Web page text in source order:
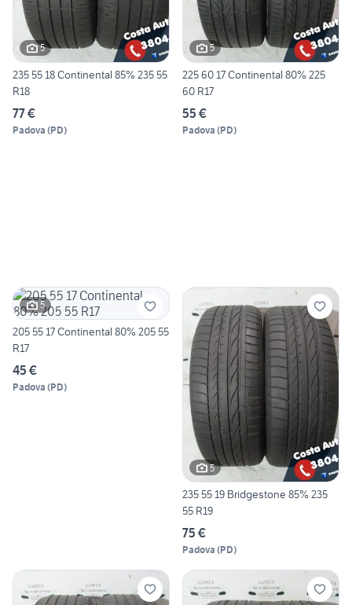
5
235 55 18 Continental 85% 235 55
R18
77 €
Padova (PD)
5
225 60 17 Continental 80% 225
60 R17
55 €
Padova (PD)
5
205 55 17 Continental 80% 205 55
R17
45 €
Padova (PD)
5
235 55 19 Bridgestone 85% 235
55 R19
75 €
Padova (PD)